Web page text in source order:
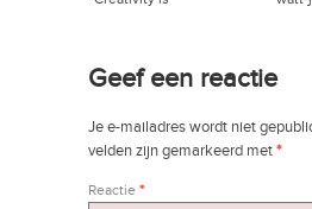
Geef een reactie
Je e-mailadres wordt niet
velden zijn gemarkeerd met*
Reactie *